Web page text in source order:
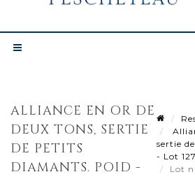
ALLIANCE EN OR DE
DEUX TONS, SERTIE
DE PETITS
DIAMANTS. POID -
sertie
- Lot 127
Lot